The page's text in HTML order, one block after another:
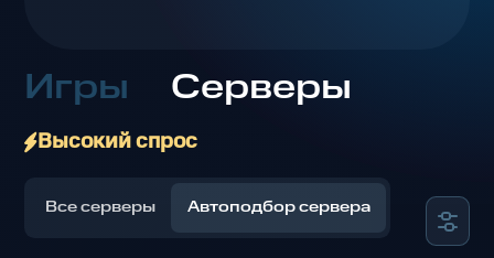
Игры Серверы
Высокий спрос
Все серверы Автоподбор сервера